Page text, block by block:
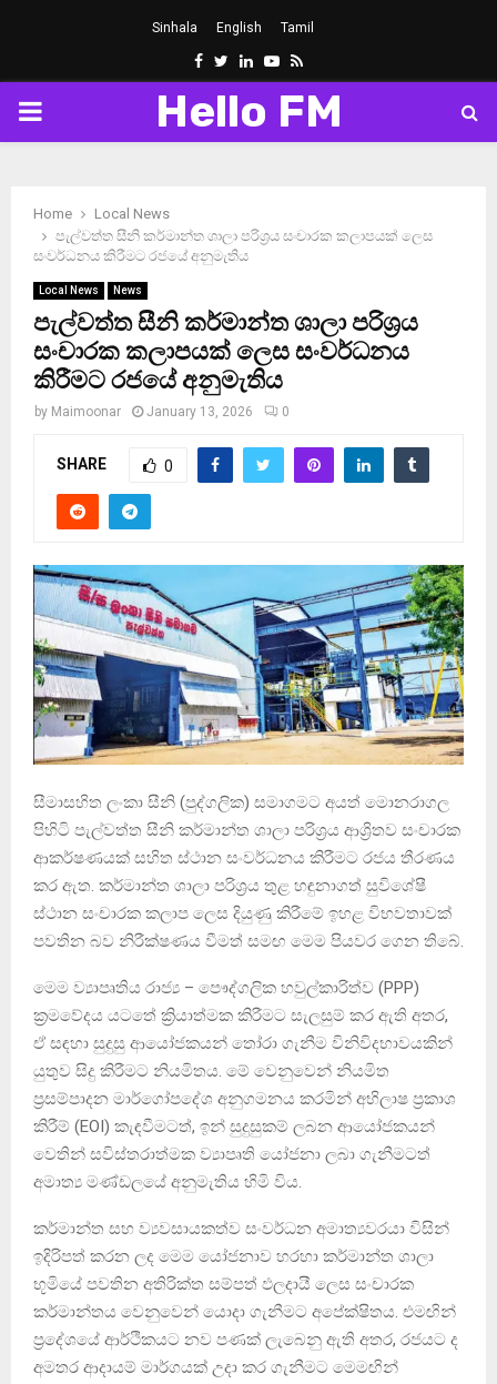
Sinhala English Tamil
Facebook
Twitter
LinkedinYoutube
Rss
PRIMARY
Hello FM
Home
Local News
පැල්වත්ත සීනි කර්මාන්ත ශාලා පරිශ්‍රය සංචාරක කලාපයක් ලෙස
සංවර්ධනය කිරීමට රජයේ අනුමැතිය
Local News News
පැල්වත්ත සීනි කර්මාන්ත ශාලා පරිශ්‍රය
සංචාරක කලාපයක් ලෙස සංවර්ධනය
කිරීමට රජයේ අනුමැතිය
by Maimoonar January 13, 2026 0
SHARE 0
සීමාසහිත ලංකා සීනි (පුද්ගලික) සමාගමට අයත් මොනරාගල
පිහිටි පැල්වත්ත සීනි කර්මාන්ත ශාලා පරිශ්‍රය ආශ්‍රිතව සංචාරක
ආකර්ෂණයක් සහිත ස්ථාන සංවර්ධනය කිරීමට රජය තීරණය
කර ඇත. කර්මාන්ත ශාලා පරිශ්‍රය තුළ හඳුනාගත් සුවිශේෂී
ස්ථාන සංචාරක කලාප ලෙස දියුණු කිරීමේ ඉහළ විභවතාවක්
පවතින බව නිරීක්ෂණය වීමත් සමඟ මෙම පියවර ගෙන තිබේ.
මෙම ව්‍යාපෘතිය රාජ්‍ය – පෞද්ගලික හවුල්කාරිත්ව (PPP)
ක්‍රමවේදය යටතේ ක්‍රියාත්මක කිරීමට සැලසුම් කර ඇති අතර,
ඒ සඳහා සුදුසු ආයෝජකයන් තෝරා ගැනීම විනිවිදභාවයකින්
යුතුව සිදු කිරීමට නියමිතය. මේ වෙනුවෙන් නියමිත
ප්‍රසම්පාදන මාර්ගෝපදේශ අනුගමනය කරමින් අභිලාෂ ප්‍රකාශ
කිරීම් (EOI) කැඳවීමටත්, ඉන් සුදුසුකම් ලබන ආයෝජකයන්
වෙතින් සවිස්තරාත්මක ව්‍යාපෘති යෝජනා ලබා ගැනීමටත්
අමාත්‍ය මණ්ඩලයේ අනුමැතිය හිමි විය.
කර්මාන්ත සහ ව්‍යවසායකත්ව සංවර්ධන අමාත්‍යවරයා විසින්
ඉදිරිපත් කරන ලද මෙම යෝජනාව හරහා කර්මාන්ත ශාලා
භූමියේ පවතින අතිරික්ත සම්පත් ඵලදායී ලෙස සංචාරක
කර්මාන්තය වෙනුවෙන් යොදා ගැනීමට අපේක්ෂිතය. එමඟින්
ප්‍රදේශයේ ආර්ථිකයට නව පණක් ලැබෙනු ඇති අතර, රජයට ද
අමතර ආදායම් මාර්ගයක් උදා කර ගැනීමට මෙමඟින්